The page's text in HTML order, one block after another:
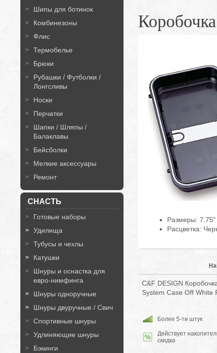
Шипы для ботинок
Комбинезоны
Флис
Термобелье
Брюки
Рубашки / Футболки /
Лонгсливы
Носки
Перчатки
Шапки / Шляпы /
Балаклавы
Бейсболки
Мелкие аксессуары
Ремонт
СНАСТЬ
Готовые наборы
Удилища
Тубусы и чехлы
Катушки
Шнуры и оснастка для
евро-нимфинга
Шнуры одноручные
Шнуры двуручные / Свич
Спортивные шнуры
Удлиняющие шнуры
Бэкинги
Размеры: 7.75"
Расцветка:
C&F DESIGN
System Case Off White
Более 5-ти штук
Действует
скидка